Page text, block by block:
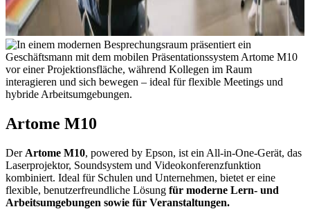
Artome M10
Der Artome M10, powered by Epson, ist ein All-in-One-Gerät, das
Laserprojektor, Soundsystem und Videokonferenzfunktion
kombiniert. Ideal für Schulen und Unternehmen, bietet er eine
flexible, benutzerfreundliche Lösung für moderne Lern- und
Arbeitsumgebungen sowie für Veranstaltungen.